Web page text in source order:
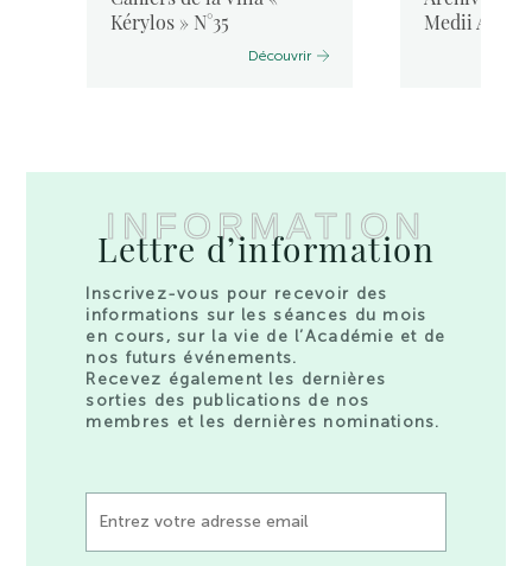
Kérylos » N°35
Découvrir
Medii Aevi,
INFORMATION
Lettre d’information
Inscrivez-vous pour recevoir des
informations sur les séances du mois
en cours, sur la vie de l’Académie et de
nos futurs événements.
Recevez également les dernières
sorties des publications de nos
membres et les dernières nominations.